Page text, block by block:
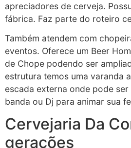
apreciadores de cerveja.
fábrica. Faz parte do roteiro
Também atendem com
eventos. Oferece um Beer
de Chope podendo ser
estrutura temos uma varanda
escada externa onde pode ser
banda ou Dj para animar sua
Cervejaria Da
gerações